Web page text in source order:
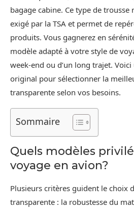
bagage cabine. Ce type de trousse
exigé par la TSA et permet de
produits. Vous gagnerez en
modèle adapté à votre style de
week-end ou d’un long trajet.
original pour sélectionner la
transparente selon vos besoins.
Sommaire
Quels modèles
voyage en avion?
Plusieurs critères guident le choix
transparente : la robustesse du